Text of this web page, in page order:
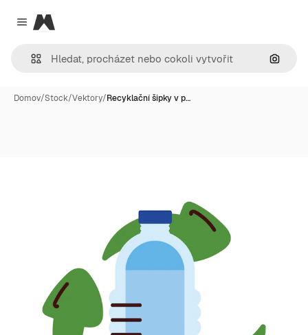
Close menu
Magnific
Hledat
Domov/Stock/Vektory/Recyklační šipky v p…